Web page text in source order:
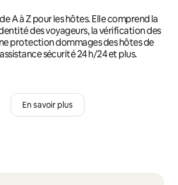
A à Z pour les hôtes. Elle comprend la
des voyageurs, la vérification des
protection dommages des hôtes de
sécurité 24 h/24 et plus.
En savoir plus